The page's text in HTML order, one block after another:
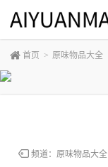
首页 > 原味物品大全
频道： 原味物品大全